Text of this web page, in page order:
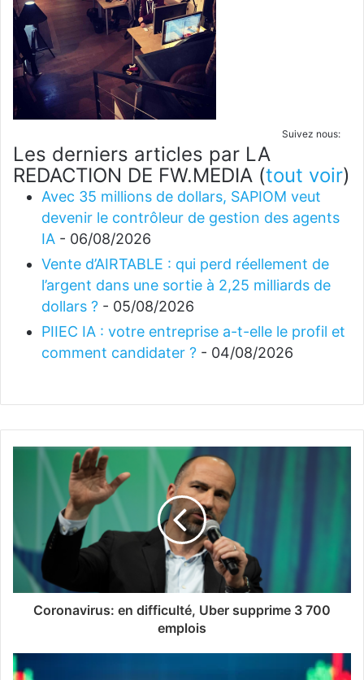
Suivez nous:
Les derniers articles par LA
REDACTION DE FW.MEDIA (tout voir)
Avec 35 millions de dollars, SAPIOM veut
devenir le contrôleur de gestion des agents
IA - 06/08/2026
Vente d’AIRTABLE : qui perd réellement de
l’argent dans une sortie à 2,25 milliards de
dollars ? - 05/08/2026
PIIEC IA : votre entreprise a-t-elle le profil et
comment candidater ? - 04/08/2026
Coronavirus: en difficulté, Uber supprime 3 700
emplois